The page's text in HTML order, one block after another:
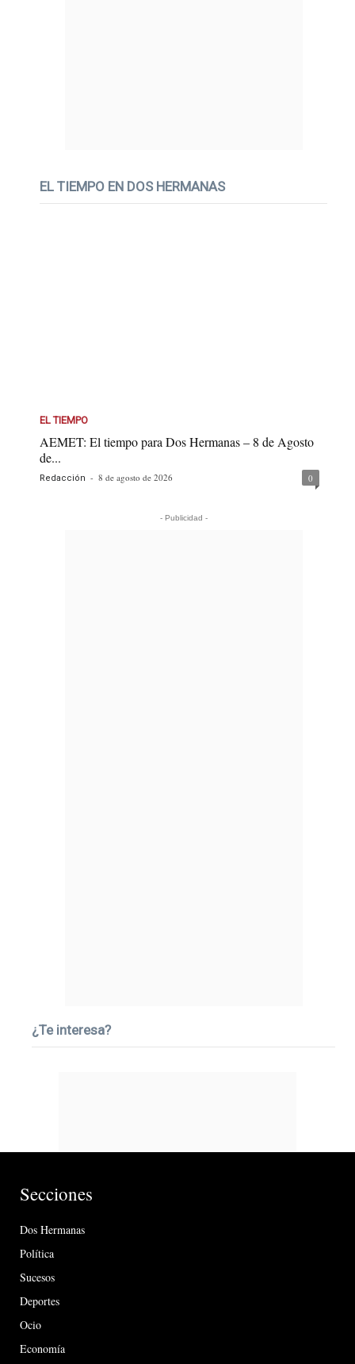
EL TIEMPO EN DOS HERMANAS
EL TIEMPO
AEMET: El tiempo para Dos Hermanas – 8 de Agosto
de...
Redacción - 8 de agosto de 2026 0
- Publicidad -
¿Te interesa?
Secciones
Dos Hermanas
Política
Sucesos
Deportes
Ocio
Economía